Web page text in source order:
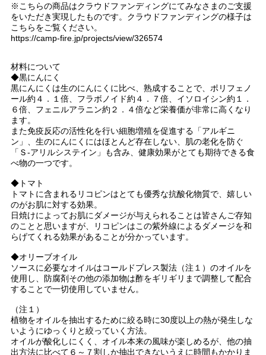
※こちらの商品はクラウドファンディングにてみなさまのご支援
をいただき実現したものです。クラウドファンディングの様子は
こちらをご覧ください。
https://camp-fire.jp/projects/view/326574
材料について
◆黒にんにく
黒にんにくは生のにんにくに比べ、熟成することで、ポリフェノ
ール約４．１倍、フラボノイド約４．７倍、イソロイシン約１．
６倍、フェニルアラニン約２．４倍など栄養価が非常に高くなり
ます。
また免疫反応の活性化を行い細胞増殖を促進する「アルギニ
ン」、生のにんにくにはほとんど存在しない、肌の老化を防ぐ
「Ｓ-アリルシステイン」も含み、健康効果がとても期待できる食
べ物の一つです。
◆トマト
トマトに含まれるリコピンはとても優秀な抗酸化物質で、嬉しい
のがお肌に対する効果。
日焼けによってお肌にダメージが与えられることは皆さんご存知
のことと思いますが、リコピンはこの紫外線によるダメージを和
らげてくれる効果があることが分かっています。
◆オリーブオイル
ソースに必要なオイルはコールドプレス製法（注１）のオイルを
使用し、防腐剤その他の添加物は酢をギリギリまで調整して配合
することで一切使用していません。
（注１）
植物をオイルを抽出するために絞る時に30度以上の熱が発生しな
いようにゆっくりと絞っていく方法。
オイルが酸化しにくく、オイル本来の風味が楽しめるが、他の抽
出方法に比べて６～７割しか抽出できないうえに時間もかかりま